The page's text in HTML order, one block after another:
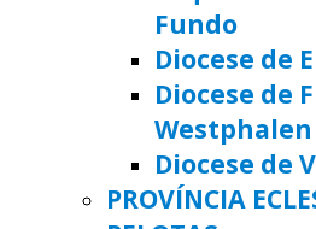
Fundo
Diocese de
Diocese de
Westphalen
Diocese de
PROVÍNCIA